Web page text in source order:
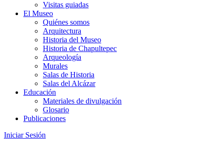
Visitas guiadas
El Museo
Quiénes somos
Arquitectura
Historia del Museo
Historia de Chapultepec
Arqueología
Murales
Salas de Historia
Salas del Alcázar
Educación
Materiales de divulgación
Glosario
Publicaciones
Iniciar Sesión